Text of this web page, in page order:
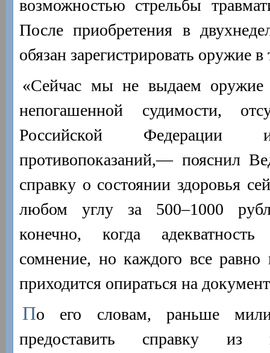
возможностью стрельбы
После приобретения в
обязан зарегистрировать оружие
«Сейчас мы не выдаем оружие
непогашенной судимости,
Российской Федерации
противопоказаний,— пояснил
справку о состоянии здоровья
любом углу за 500–1000
конечно, когда
сомнение, но каждого все
приходится опираться на
По его словам, раньше
предоставить справку из